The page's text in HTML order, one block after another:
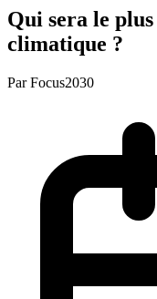
Qui sera le
climatique ?
ParFocus2030